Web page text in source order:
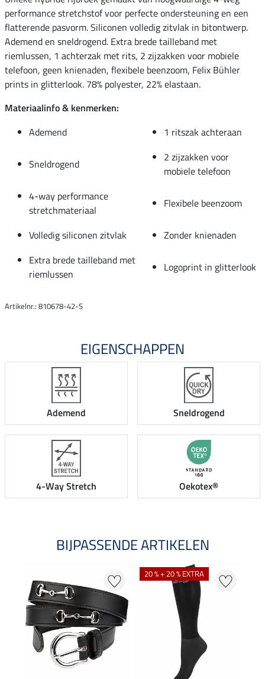
performance stretchstof voor perfecte ondersteuning en een
flatterende pasvorm. Siliconen volledig zitvlak in bitontwerp.
Ademend en sneldrogend. Extra brede tailleband met
riemlussen, 1 achterzak met rits, 2 zijzakken voor mobiele
telefoon, geen knienaden, flexibele beenzoom, Felix Bühler
prints in glitterlook. 78% polyester, 22% elastaan.
Materiaalinfo & kenmerken:
Ademend
1 ritszak achteraan
Sneldrogend
2 zijzakken voor
mobiele telefoon
4-way performance
stretchmateriaal
Flexibele beenzoom
Volledig siliconen zitvlak
Zonder knienaden
Extra brede tailleband met
riemlussen
Logoprint in glitterlook
Artikelnr.: 810678-42-S
EIGENSCHAPPEN
Ademend Sneldrogend
4-Way Stretch Oekotex®
BIJPASSENDE ARTIKELEN
20 % + 20 % EXTRA